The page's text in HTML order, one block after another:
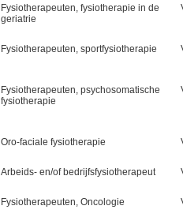
Fysiotherapeuten, fysiotherapie in de
geriatrie
Fysiotherapeuten, sportfysiotherapie
Fysiotherapeuten, psychosomatische
fysiotherapie
Oro-faciale fysiotherapie
Arbeids- en/of bedrijfsfysiotherapeut
Fysiotherapeuten, Oncologie